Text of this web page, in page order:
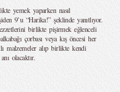
yemek yaparken nasıl
9’u “Harika!” şeklinde yanıtlıyor.
birlikte pişirmek eğlenceli
çorbası veya kış öncesi her
malzemeler alıp birlikte kendi
olacaktır.